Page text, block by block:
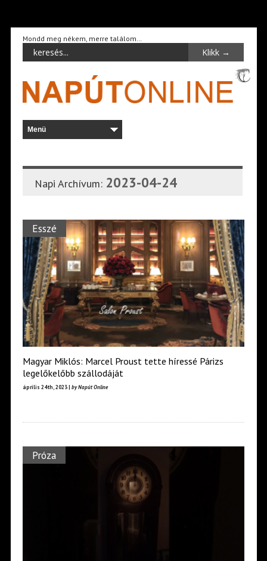
Mondd meg nékem, merre találom…
Napi Archívum: 2023-04-24
Esszé
Magyar Miklós: Marcel Proust tette híressé Párizs
legelőkelőbb szállodáját
április 24th, 2023 | by Napút Online
Próza